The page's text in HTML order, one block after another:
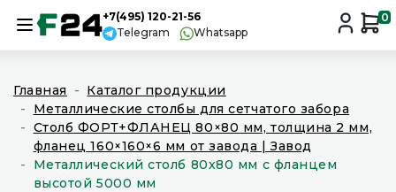
+7(495) 120-21-56
Telegram
Whatsapp
0
Главная
Каталог продукции
Металлические столбы для сетчатого забора
Столб ФОРТ+ФЛАНЕЦ 80×80 мм, толщина 2 мм,
фланец 160×160×6 мм от завода | Завод
Металлический столб 80х80 мм с фланцем
высотой 5000 мм